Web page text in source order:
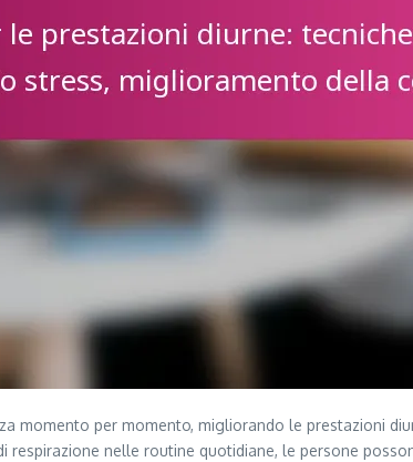
momento per momento, migliorando le prestazioni
respirazione nelle routine quotidiane, le persone